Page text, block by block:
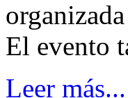
El evento
Leer más...